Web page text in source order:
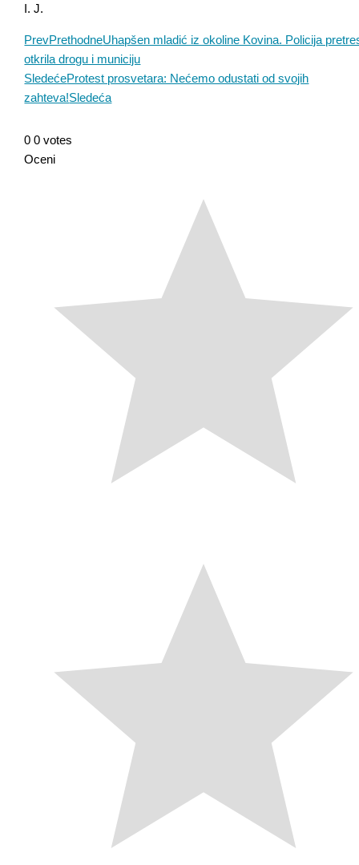
I. J.
PrevPrethodneUhapšen mladić iz okoline Kovina. Policija
otkrila drogu i municiju
SledećeProtest prosvetara: Nećemo odustati od svojih
zahteva!Sledeća
0 0 votes
Oceni